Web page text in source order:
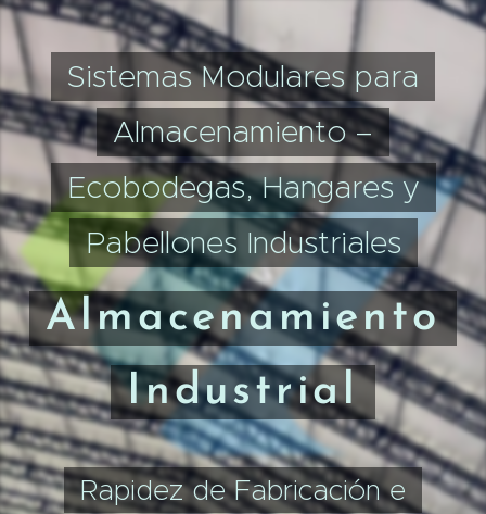
Sistemas Modulares para
Almacenamiento –
Ecobodegas, Hangares y
Pabellones Industriales
Almacenamiento
Industrial
Rapidez de Fabricación e